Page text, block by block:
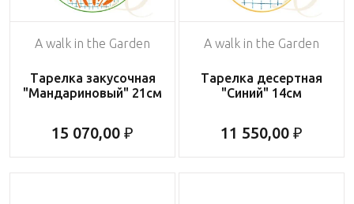
A walk in the Garden
Тарелка закусочная
"Мандариновый" 21см
15 070,00 ₽
A walk in the Garden
Тарелка десертная
"Синий" 14см
11 550,00 ₽